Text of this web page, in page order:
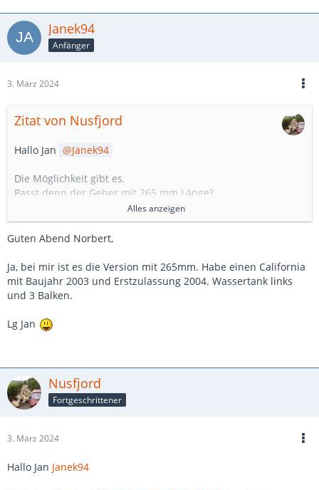
Janek94
Anfänger
3. März 2024
Zitat von Nusfjord
Hallo Jan Janek94
Die Möglichkeit gibt es.
Passt denn der Geber mit 265 mm Länge?
Was hast Du für einen California?
mit welcher EZ (Erstzulassung)?
W-Tank Li oder rechts?
Gruß Norbert
Alles anzeigen
Guten Abend Norbert,
Ja, bei mir ist es die Version mit 265mm. Habe einen California
mit Baujahr 2003 und Erstzulassung 2004. Wassertank links
und 3 Balken.
Lg Jan
Nusfjord
Fortgeschrittener
3. März 2024
Hallo Jan Janek94